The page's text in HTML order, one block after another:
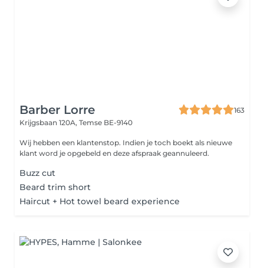
Barber Lorre
163
Krijgsbaan 120A, Temse BE-9140
Wij hebben een klantenstop. Indien je toch boekt als nieuwe
klant word je opgebeld en deze afspraak geannuleerd.
Buzz cut
Beard trim short
Haircut + Hot towel beard experience